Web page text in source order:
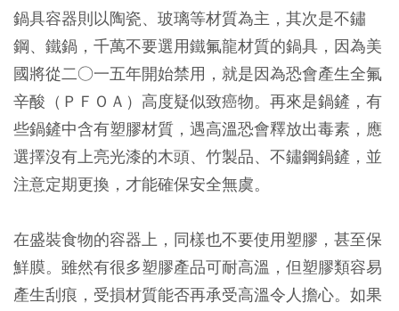
鍋具容器則以陶瓷、玻璃等材質為主，其次是不鏽
鋼、鐵鍋，千萬不要選用鐵氟龍材質的鍋具，因為美
國將從二○一五年開始禁用，就是因為恐會產生全氟
辛酸（ＰＦＯＡ）高度疑似致癌物。再來是鍋鏟，有
些鍋鏟中含有塑膠材質，遇高溫恐會釋放出毒素，應
選擇沒有上亮光漆的木頭、竹製品、不鏽鋼鍋鏟，並
注意定期更換，才能確保安全無虞。
在盛裝食物的容器上，同樣也不要使用塑膠，甚至保
鮮膜。雖然有很多塑膠產品可耐高溫，但塑膠類容易
產生刮痕，受損材質能否再承受高溫令人擔心。如果